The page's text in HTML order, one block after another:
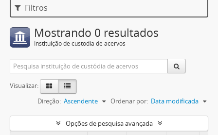
Filtros
Mostrando 0 resultados
Instituição de custódia de acervos
Visualizar:
Ordenar por: Data modificada
Direção: Ascendente
Opções de pesquisa avançada